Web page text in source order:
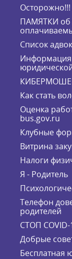
ПАМЯТКИ об
Список
Информация
Как стать
Оценка
bus.gov.ru
Клубные
Витрина
Налоги
Я - Родитель
Телефон
родителей
СТОП COVID-
Добрые
Бесплатная